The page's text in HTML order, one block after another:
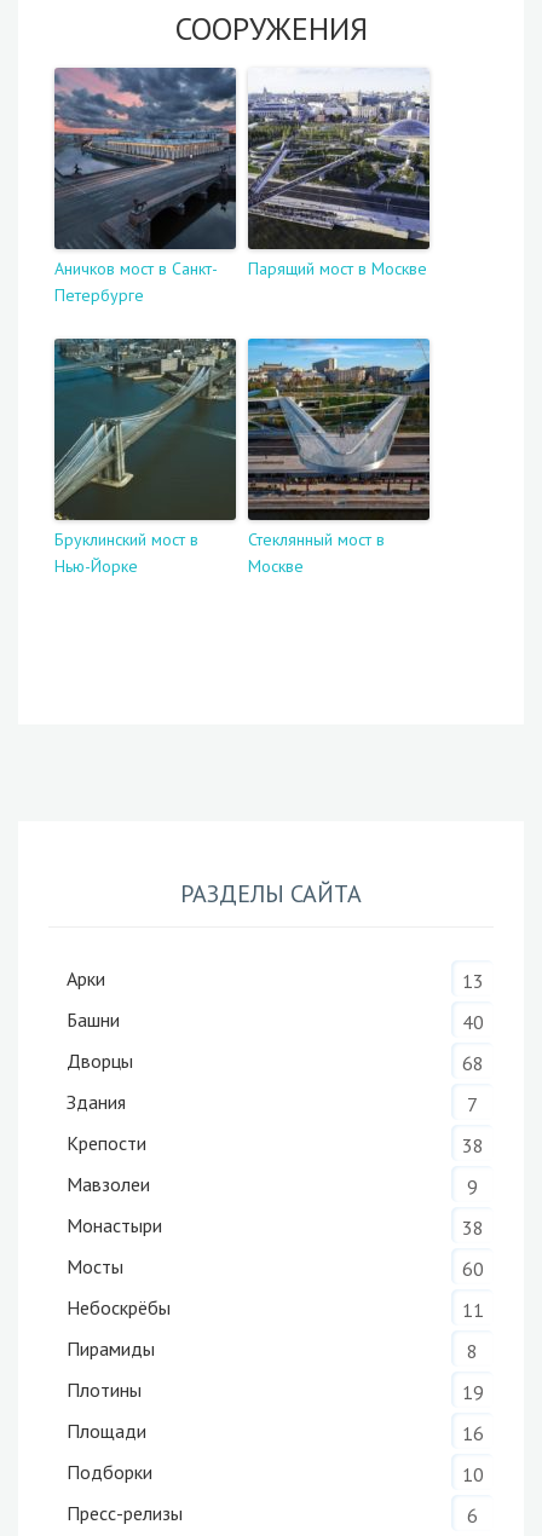
СООРУЖЕНИЯ
Аничков мост в Санкт-
Петербурге
Парящий мост в Москве
Бруклинский мост в
Нью-Йорке
Стеклянный мост в
Москве
РАЗДЕЛЫ САЙТА
Арки
13
Башни
40
Дворцы
68
Здания
7
Крепости
38
Мавзолеи
9
Монастыри
38
Мосты
60
Небоскрёбы
11
Пирамиды
8
Плотины
19
Площади
16
Подборки
10
Пресс-релизы
6